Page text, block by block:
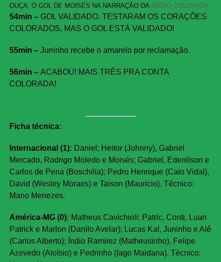
OUÇA: O GOL DE MOISÉS NA NARRAÇÃO DA RÁDIO COLORADA
54min – GOL VALIDADO. TESTARAM OS CORAÇÕES
COLORADOS, MAS O GOL ESTÁ VALIDADO!
55min – Juninho recebe o amarelo por reclamação.
56min – ACABOU! MAIS TRÊS PRA CONTA
COLORADA!
Ficha técnica:
Internacional (1): Daniel; Heitor (Johnny), Gabriel
Mercado, Rodrigo Moledo e Moisés; Gabriel, Edenilson e
Carlos de Pena (Boschilia); Pedro Henrique (Caio Vidal),
David (Wesley Moraes) e Taison (Mauricio). Técnico:
Mano Menezes.
América-MG (0): Matheus Cavichioli; Patric, Conti, Luan
Patrick e Marlon (Danilo Avelar); Lucas Kal, Juninho e Alê
(Carlos Alberto); Índio Ramirez (Matheusinho), Felipe
Azevedo (Aloísio) e Pedrinho (Iago Maidana). Técnico: